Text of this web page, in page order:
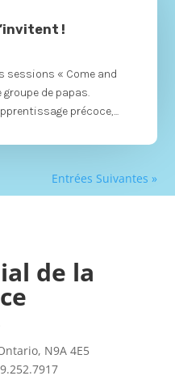
!
sessions « Come and
de papas.
précoce,...
Entrées Suivantes »
de la
N9A 4E5